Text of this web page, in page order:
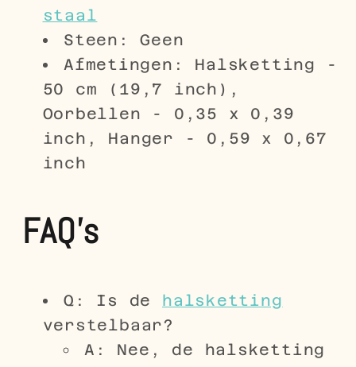
staal
Steen: Geen
Afmetingen: Halsketting -
50 cm (19,7 inch),
Oorbellen - 0,35 x 0,39
inch, Hanger - 0,59 x 0,67
inch
FAQ's
Q: Is de halsketting
verstelbaar?
A: Nee, de halsketting